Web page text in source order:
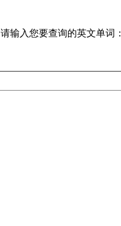
请输入您要查询的英文单词：